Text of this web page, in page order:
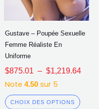
Gustave – Poupée Sexuelle
Femme Réaliste En
Uniforme
$875.01 – $1,219.64
Note 4.50sur 5
CHOIX DES OPTIONS